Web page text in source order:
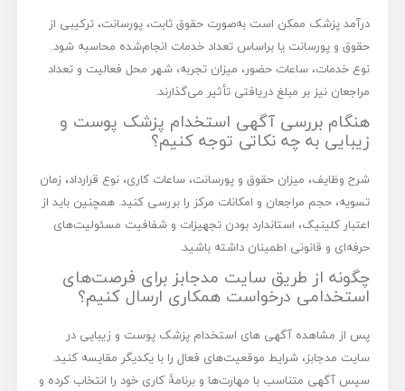
درآمد پزشک ممکن است به‌صورت حقوق ثابت، پورسانت، ترکیبی از
حقوق و پورسانت یا براساس تعداد خدمات انجام‌شده محاسبه شود.
نوع خدمات، ساعات حضور، میزان تجربه، شهر محل فعالیت و تعداد
مراجعان نیز بر مبلغ دریافتی تأثیر می‌گذارند.
هنگام بررسی آگهی استخدام پزشک پوست و
زیبایی به چه نکاتی توجه کنیم؟
شرح وظایف، میزان حقوق و پورسانت، ساعات کاری، نوع قرارداد، زمان
تسویه، حجم مراجعان و امکانات مرکز را بررسی کنید. همچنین باید از
اعتبار کلینیک، استاندارد بودن تجهیزات و شفافیت مسئولیت‌های
حرفه‌ای و قانونی اطمینان داشته باشید.
چگونه از طریق سایت مدجابز برای فرصت‌های
استخدامی درخواست همکاری ارسال کنیم؟
پس از مشاهده آگهی های استخدام پزشک پوست و زیبایی در
سایت مدجابز، شرایط موقعیت‌های فعال را با یکدیگر مقایسه کنید.
سپس آگهی متناسب با مهارت‌ها و برنامۀ کاری خود را انتخاب کرده و